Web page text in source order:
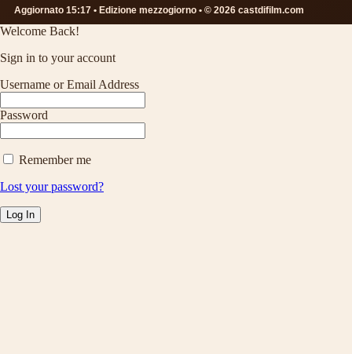
Aggiornato 15:17 • Edizione mezzogiorno • © 2026 castdifilm.com
Welcome Back!
Sign in to your account
Username or Email Address
Password
Remember me
Lost your password?